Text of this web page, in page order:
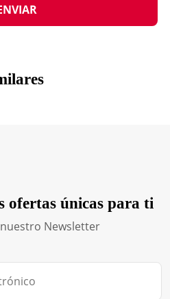
ofertas únicas para ti
Newsletter